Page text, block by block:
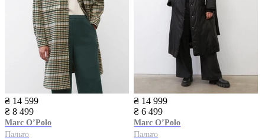
₴ 14 599
₴ 8 499
Marc O’Polo
Пальто
₴ 14 999
₴ 6 499
Marc O’Polo
Пальто